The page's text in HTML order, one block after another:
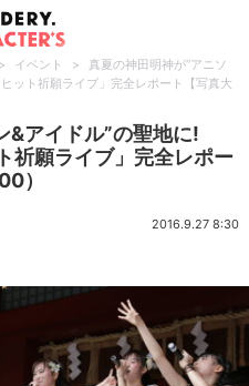
> イベント >
真夏の神田明神が“アニソ
ット祈願ライブ」完全レポート【写真大
&アイドル”の聖地に!
祈願ライブ」完全レポー
）
2016.9.27 8:30